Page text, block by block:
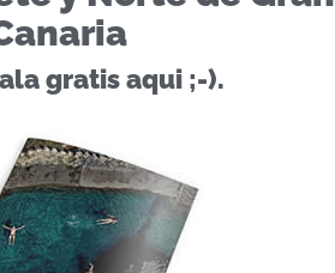
gratis aqui ;-).